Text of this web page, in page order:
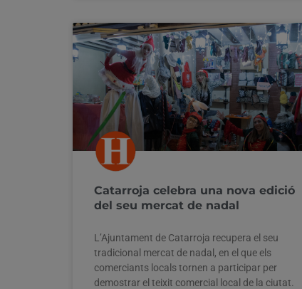
Catarroja celebra una nova edició
del seu mercat de nadal
L’Ajuntament de Catarroja recupera el seu
tradicional mercat de nadal, en el que els
comerciants locals tornen a participar per
demostrar el teixit comercial local de la ciutat.